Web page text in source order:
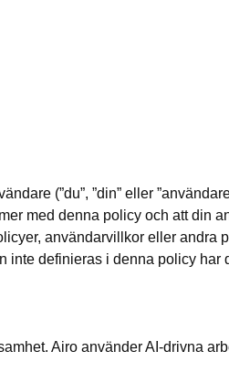
(”du”, ”din” eller
med denna policy och att din
användarvillkor eller
inte definieras i denna policy
Airo använder AI-drivna